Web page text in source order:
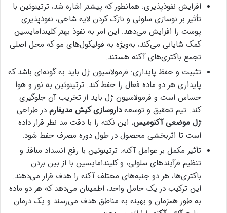
افزایش نفوذپذیری: همانطور که پیشتر اشاره شد، ترتینوئین با
تأثیر بر نوسازی سلولی و نازک کردن لایه شاخی، نفوذپذیری
پوست را افزایش می‌دهد. این امر به نفوذ بهتر کلیندامایسین
کمک شایانی می‌کند، به‌ویژه به فولیکول‌های مو که محل اصلی
تجمع باکتری‌های آکنه هستند.
تثبیت و حفظ پایداری: فرمولاسیون ژل باید به گونه‌ای باشد که
پایداری هر دو ماده فعال را حفظ کند. ترتینوئین به نور و هوا
حساس است و فرمولاسیون ژل باید از تخریب آن جلوگیری
کند. تیم تحقیق و توسعهداروسازی کیش مدیفارم در طراحی
ژل موضعی آکنومیس، این نکته را با دقت مد نظر قرار داده
است تا اثربخشی محصول در طول دوره مصرف حفظ شود.
تأثیر مکمل بر عوامل آکنه: ترتینوئین با رفع انسداد منافذ و
تنظیم فرآیندهای سلولی، و کلیندامایسین با از بین بردن
باکتری‌ها، هر دو جنبه‌های مختلف آکنه را هدف قرار می‌دهند.
این ترکیب در یک حامل واحد، اطمینان می‌دهد که هر دو ماده
به طور همزمان و بهینه به مناطق هدف می‌رسند و یک درمان